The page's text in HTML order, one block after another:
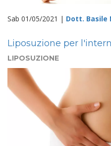
Sab 01/05/2021 | Dott. Basile
Liposuzione per
LIPOSUZIONE